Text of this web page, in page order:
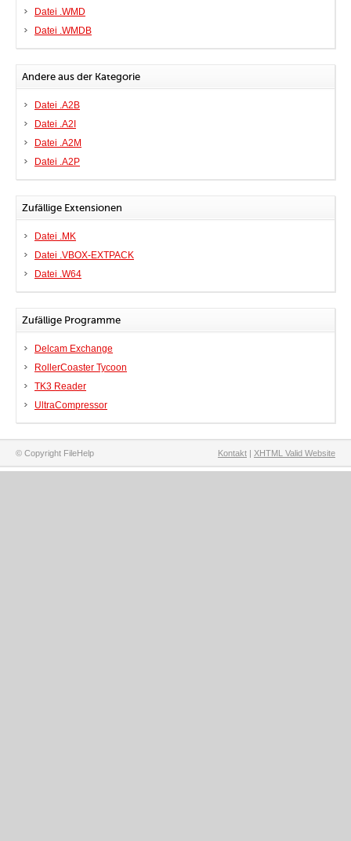
Datei .WMD
Datei .WMDB
Andere aus der Kategorie
Datei .A2B
Datei .A2I
Datei .A2M
Datei .A2P
Zufällige Extensionen
Datei .MK
Datei .VBOX-EXTPACK
Datei .W64
Zufällige Programme
Delcam Exchange
RollerCoaster Tycoon
TK3 Reader
UltraCompressor
© Copyright FileHelp Kontakt | XHTML Valid Website